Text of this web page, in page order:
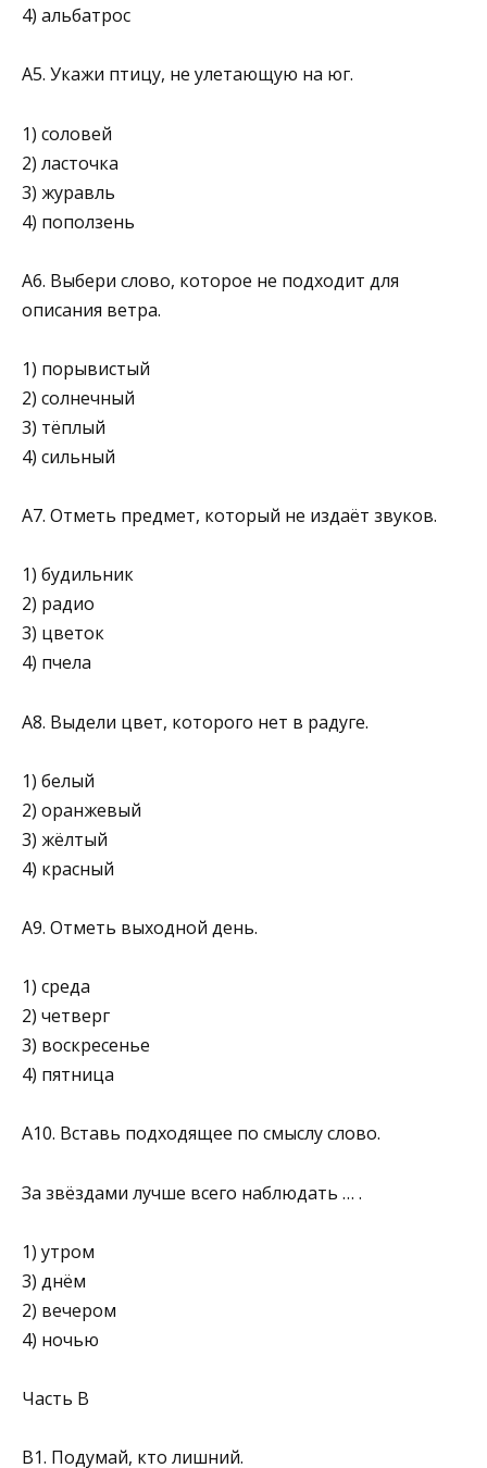
4) альбатрос
А5. Укажи птицу, не улетающую на юг.
1) соловей
2) ласточка
3) журавль
4) поползень
А6. Выбери слово, которое не подходит для
описания ветра.
1) порывистый
2) солнечный
3) тёплый
4) сильный
А7. Отметь предмет, который не издаёт звуков.
1) будильник
2) радио
3) цветок
4) пчела
А8. Выдели цвет, которого нет в радуге.
1) белый
2) оранжевый
3) жёлтый
4) красный
А9. Отметь выходной день.
1) среда
2) четверг
3) воскресенье
4) пятница
А10. Вставь подходящее по смыслу слово.
За звёздами лучше всего наблюдать … .
1) утром
3) днём
2) вечером
4) ночью
Часть В
В1. Подумай, кто лишний.